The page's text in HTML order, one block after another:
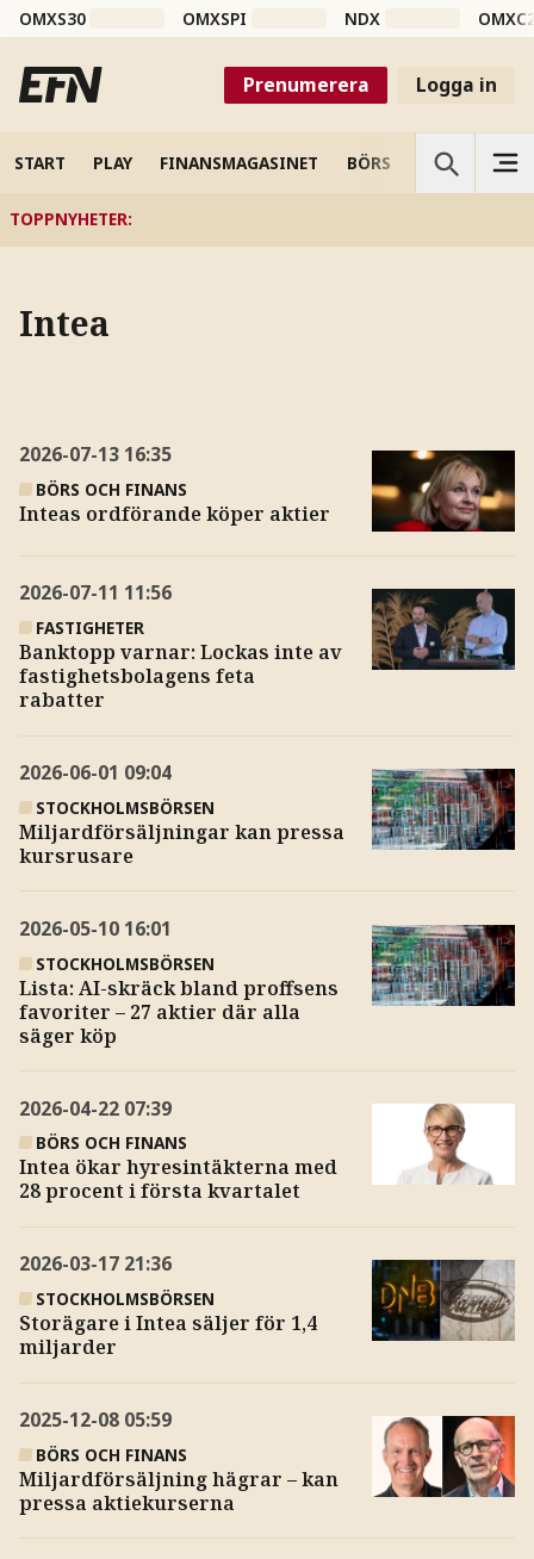
OMXS30 OMXSPI NDX
Prenumerera Logga in
START PLAY FINANSMAGASINET BÖRS VETENSKAP
TOPPNYHETER:
Intea
2026-07-13 16:35
BÖRS OCH FINANS
Inteas ordförande köper aktier
2026-07-11 11:56
FASTIGHETER
Banktopp varnar: Lockas inte av
fastighetsbolagens feta
rabatter
2026-06-01 09:04
STOCKHOLMSBÖRSEN
Miljardförsäljningar kan pressa
kursrusare
2026-05-10 16:01
STOCKHOLMSBÖRSEN
Lista: AI-skräck bland proffsens
favoriter – 27 aktier där alla
säger köp
2026-04-22 07:39
BÖRS OCH FINANS
Intea ökar hyresintäkterna med
28 procent i första kvartalet
2026-03-17 21:36
STOCKHOLMSBÖRSEN
Storägare i Intea säljer för 1,4
miljarder
2025-12-08 05:59
BÖRS OCH FINANS
Miljardförsäljning hägrar – kan
pressa aktiekurserna